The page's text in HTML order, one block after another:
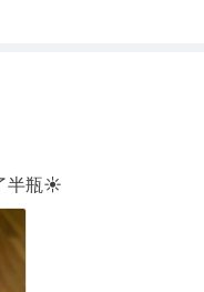
半瓶☀️